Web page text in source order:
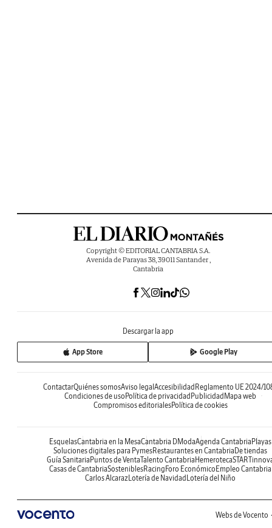
Copyright © EDITORIAL CANTABRIA S.A.
Avenida de Parayas 38, 39011 Santander ,
Cantabria
Descargar la app
App Store Google Play
ContactarQuiénes somosAviso legal Accesibilidad Reglamento UE 2024/
Condiciones de uso Política de privacidad Publicidad Mapa web
Compromisos editorialesPolítica de cookies
EsquelasCantabria en la MesaCantabria DModaAgenda Cantabria Playas
Soluciones digitales para PymesRestaurantes en Cantabria De tiendas
Guía Sanitaria Puntos de VentaTalento Cantabria Hemeroteca
Casas de CantabriaSosteniblesRacing Foro Económico Empleo Cantabria
Carlos Alcaraz Lotería de Navidad Lotería del Niño
Webs de Vocento